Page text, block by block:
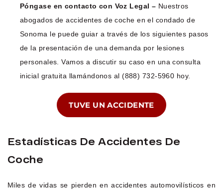
Póngase en contacto con Voz Legal – Nuestros
abogados de accidentes de coche en el condado de
Sonoma le puede guiar a través de los siguientes pasos
de la presentación de una demanda por lesiones
personales. Vamos a discutir su caso en una consulta
inicial gratuita llamándonos al (888) 732-5960 hoy.
TUVE UN ACCIDENTE
Estadísticas De Accidentes De
Coche
Miles de vidas se pierden en accidentes automovilísticos en